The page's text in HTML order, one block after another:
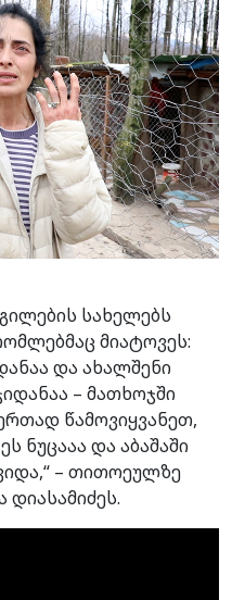
სახელებს
მიატოვეს:
და ახალშენი
– მათხოჯში
წამოვიყვანეთ,
ნუცააა და აბაშაში
– თითოეულზე